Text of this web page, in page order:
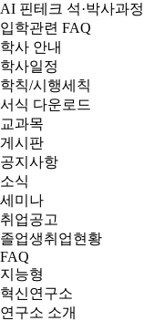
AI 핀테크 석·박사과정
입학관련 FAQ
학사 안내
학사일정
학칙/시행세칙
서식 다운로드
교과목
게시판
공지사항
소식
세미나
취업공고
졸업생취업현황
FAQ
지능형
혁신연구소
연구소 소개